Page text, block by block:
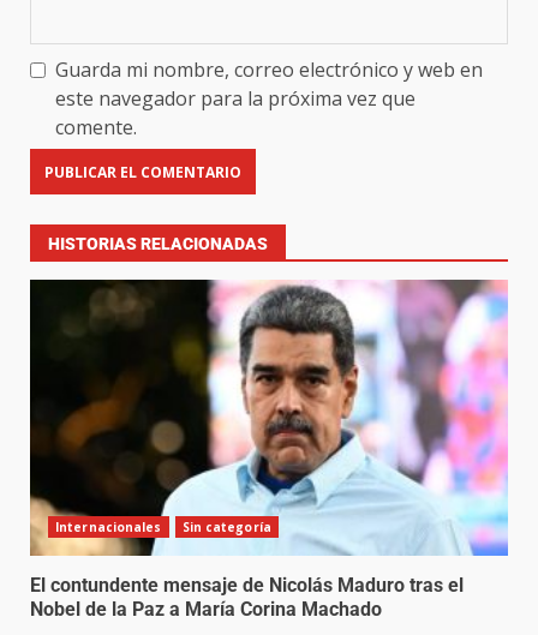
Guarda mi nombre, correo electrónico y web en
este navegador para la próxima vez que
comente.
HISTORIAS RELACIONADAS
Internacionales Sin categoría
El contundente mensaje de Nicolás Maduro tras el
Nobel de la Paz a María Corina Machado